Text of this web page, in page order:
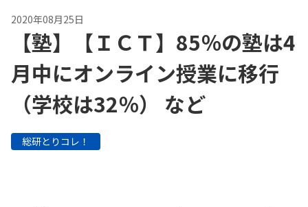
ホーム
NEAとは
教育情報
お問い合わせ
2020年08月25日
【塾】【ＩＣＴ】85％の塾は4
月中にオンライン授業に移行
（学校は32％） など
総研とりコレ！